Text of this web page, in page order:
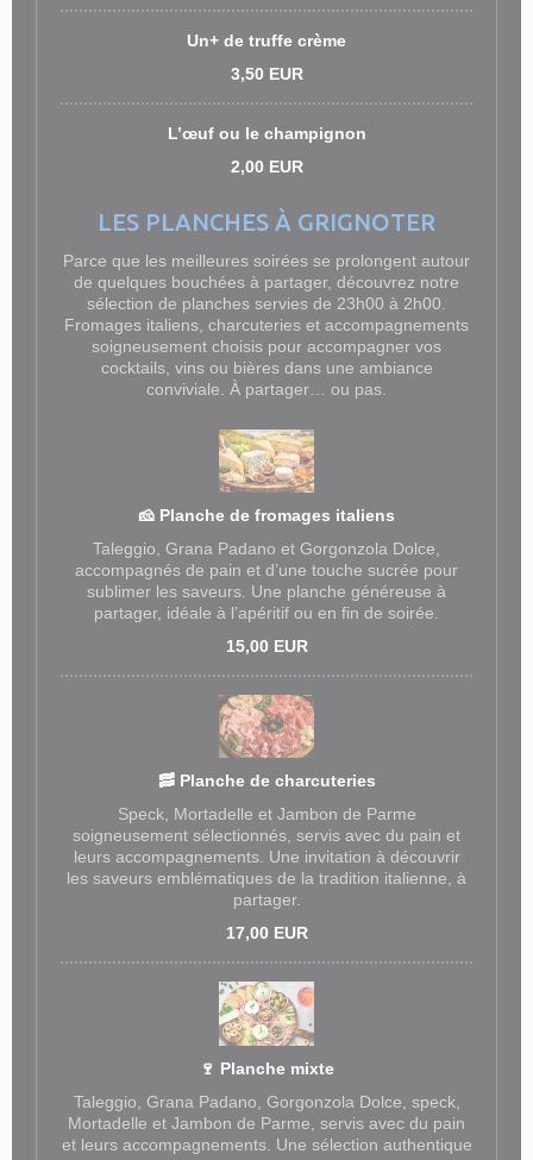
Un+ de truffe crème
3,50 EUR
L’œuf ou le champignon
2,00 EUR
LES PLANCHES À GRIGNOTER
Parce que les meilleures soirées se prolongent autour
de quelques bouchées à partager, découvrez notre
sélection de planches servies de 23h00 à 2h00.
Fromages italiens, charcuteries et accompagnements
soigneusement choisis pour accompagner vos
cocktails, vins ou bières dans une ambiance
conviviale. À partager… ou pas.
🧀 Planche de fromages italiens
Taleggio, Grana Padano et Gorgonzola Dolce,
accompagnés de pain et d’une touche sucrée pour
sublimer les saveurs. Une planche généreuse à
partager, idéale à l’apéritif ou en fin de soirée.
15,00 EUR
🥓 Planche de charcuteries
Speck, Mortadelle et Jambon de Parme
soigneusement sélectionnés, servis avec du pain et
leurs accompagnements. Une invitation à découvrir
les saveurs emblématiques de la tradition italienne, à
partager.
17,00 EUR
🍷 Planche mixte
Taleggio, Grana Padano, Gorgonzola Dolce, speck,
Mortadelle et Jambon de Parme, servis avec du pain
et leurs accompagnements. Une sélection authentique